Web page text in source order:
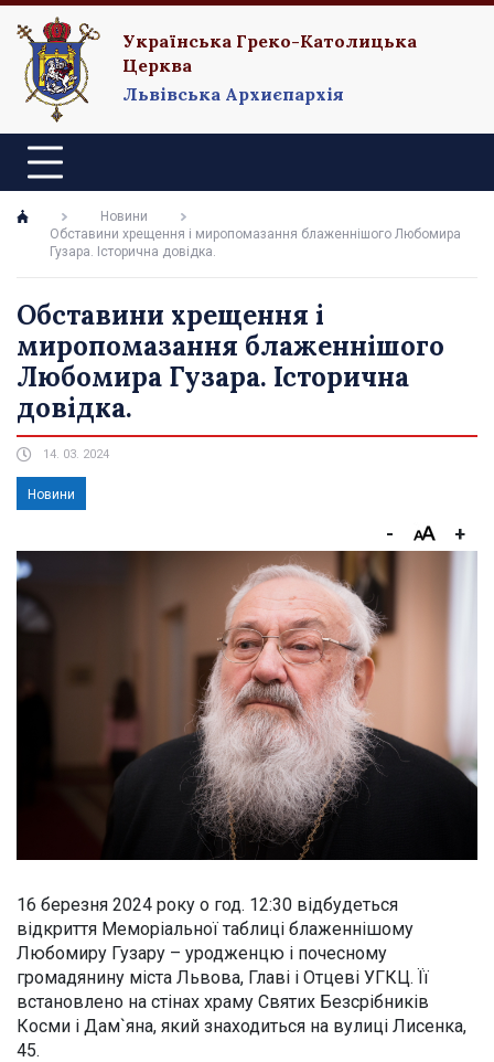
Українська Греко-Католицька
Церква
Львівська Архиєпархія
Новини
Обставини хрещення і миропомазання блаженнішого Любомира
Гузара. Історична довідка.
Обставини хрещення і
миропомазання блаженнішого
Любомира Гузара. Історична
довідка.
14. 03. 2024
Новини
- +
16 березня 2024 року о год. 12:30 відбудеться
відкриття Меморіальної таблиці блаженнішому
Любомиру Гузару – уродженцю і почесному
громадянину міста Львова, Главі і Отцеві УГКЦ. Її
встановлено на стінах храму Святих Безсрібників
Косми і Дам`яна, який знаходиться на вулиці Лисенка,
45.